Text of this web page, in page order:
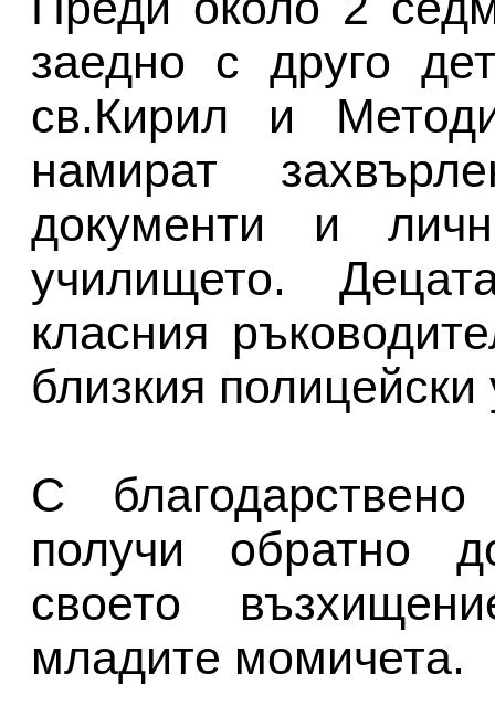
заедно с друго
св.Кирил и
намират
документи и
училището.
класния
близкия полицейски
С
получи обратно
своето
младите момичета.